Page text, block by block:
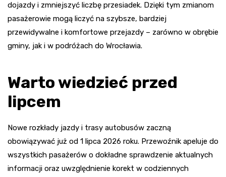
dojazdy i zmniejszyć liczbę przesiadek. Dzięki tym zmianom
pasażerowie mogą liczyć na szybsze, bardziej
przewidywalne i komfortowe przejazdy – zarówno w obrębie
gminy, jak i w podróżach do Wrocławia.
Warto wiedzieć przed
lipcem
Nowe rozkłady jazdy i trasy autobusów zaczną
obowiązywać już od 1 lipca 2026 roku. Przewoźnik apeluje do
wszystkich pasażerów o dokładne sprawdzenie aktualnych
informacji oraz uwzględnienie korekt w codziennych